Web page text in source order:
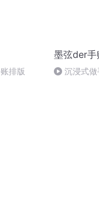
排版
墨弦der
沉浸式做